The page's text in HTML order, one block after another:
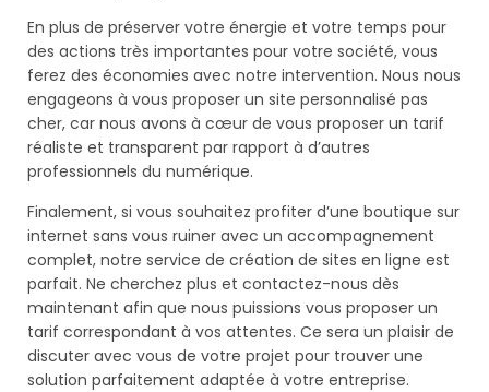
En plus de préserver votre énergie et votre temps pour
des actions très importantes pour votre société, vous
ferez des économies avec notre intervention. Nous nous
engageons à vous proposer un site personnalisé pas
cher, car nous avons à cœur de vous proposer un tarif
réaliste et transparent par rapport à d’autres
professionnels du numérique.
Finalement, si vous souhaitez profiter d’une boutique sur
internet sans vous ruiner avec un accompagnement
complet, notre service de création de sites en ligne est
parfait. Ne cherchez plus et contactez-nous dès
maintenant afin que nous puissions vous proposer un
tarif correspondant à vos attentes. Ce sera un plaisir de
discuter avec vous de votre projet pour trouver une
solution parfaitement adaptée à votre entreprise.